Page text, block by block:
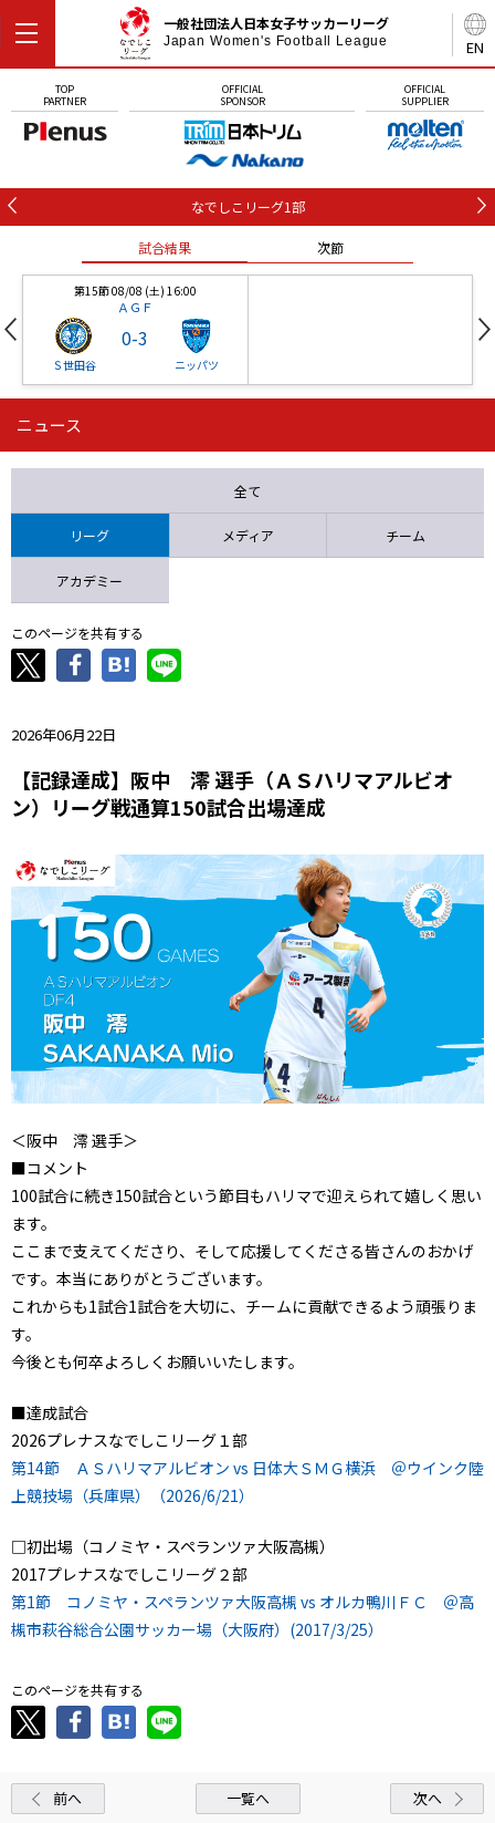
EN
一般社団法人日本女子サッカーリーグ
Japan Women's Football League
TOP
PARTNER
OFFICIAL
SPONSOR
OFFICIAL
SUPPLIER
なでしこリーグ1部
試合結果 次節
第15節 08/08 (土) 16:00
ＡＧＦ
Ｓ世田谷
0-3
ニッパツ
第16節 09/05 (土) 15:00
ニッパツ 石人の星
ニュース
全て
リーグ メディア チーム
アカデミー
このページを共有する
2026年06月22日
【記録達成】阪中 澪 選手（ＡＳハリマアルビオ
ン）リーグ戦通算150試合出場達成
＜阪中 澪 選手＞
■コメント
100試合に続き150試合という節目もハリマで迎えられて嬉しく思い
ます。
ここまで支えてくださり、そして応援してくださる皆さんのおかげ
です。本当にありがとうございます。
これからも1試合1試合を大切に、チームに貢献できるよう頑張りま
す。
今後とも何卒よろしくお願いいたします。
■達成試合
2026プレナスなでしこリーグ１部
第14節 ＡＳハリマアルビオン vs 日体大ＳＭＧ横浜 ＠ウインク陸
上競技場（兵庫県）（2026/6/21）
□初出場（コノミヤ・スペランツァ大阪高槻）
2017プレナスなでしこリーグ２部
第1節 コノミヤ・スペランツァ大阪高槻 vs オルカ鴨川ＦＣ ＠高
槻市萩谷総合公園サッカー場（大阪府）(2017/3/25）
このページを共有する
前へ 一覧へ 次へ